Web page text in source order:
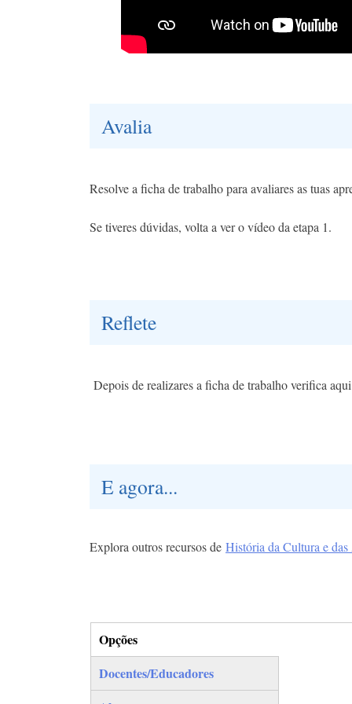
Avalia
Resolve a ficha de trabalho para avaliares as tuas
Se tiveres dúvidas, volta a ver o vídeo da etapa 1.
Reflete
Depois de realizares a ficha de trabalho verifica
E agora...
Explora outros recursos de História da Cultura e das
Opções
(separador ativo)
Docentes/Educadores